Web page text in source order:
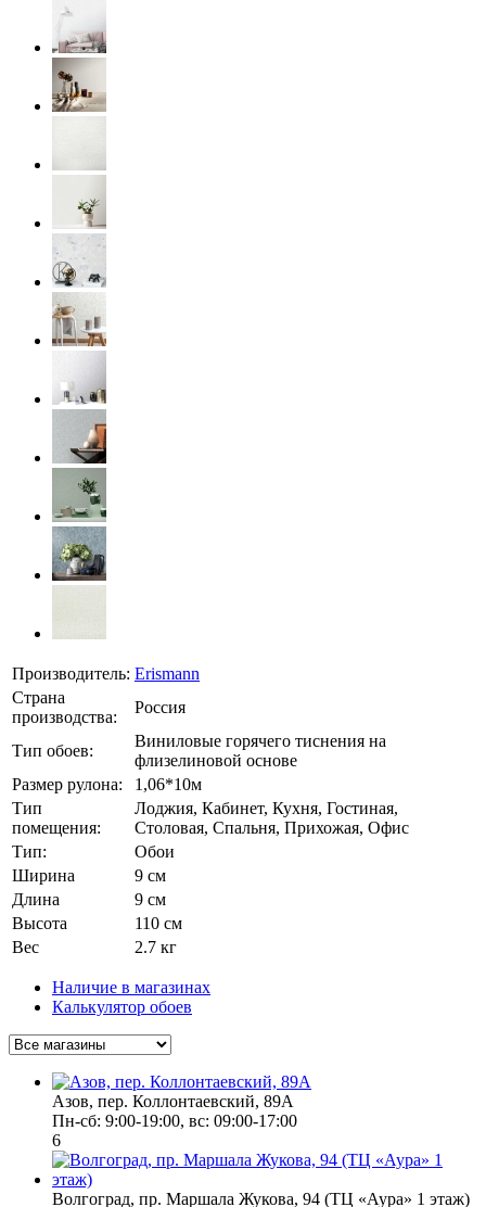
Производитель: Erismann
Страна
производства:
Россия
Тип обоев:
Виниловые горячего тиснения на
флизелиновой основе
Размер рулона:
1,06*10м
Тип
помещения:
Лоджия, Кабинет, Кухня, Гостиная,
Столовая, Спальня, Прихожая, Офис
Тип:
Обои
Ширина
9 см
Длина
9 см
Высота
110 см
Вес
2.7 кг
Наличие в магазинах
Калькулятор обоев
Азов, пер. Коллонтаевский, 89А
Пн-сб: 9:00-19:00, вс: 09:00-17:00
6
Волгоград, пр. Маршала Жукова, 94 (ТЦ «Аура» 1 этаж)